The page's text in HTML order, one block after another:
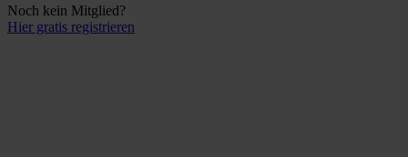
Noch kein Mitglied?
Hier gratis registrieren